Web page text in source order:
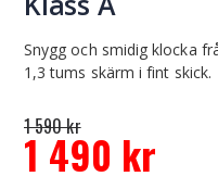
Snygg och smidig klocka
1,3 tums skärm i fint skick.
1 590 kr
Special
1 490 kr